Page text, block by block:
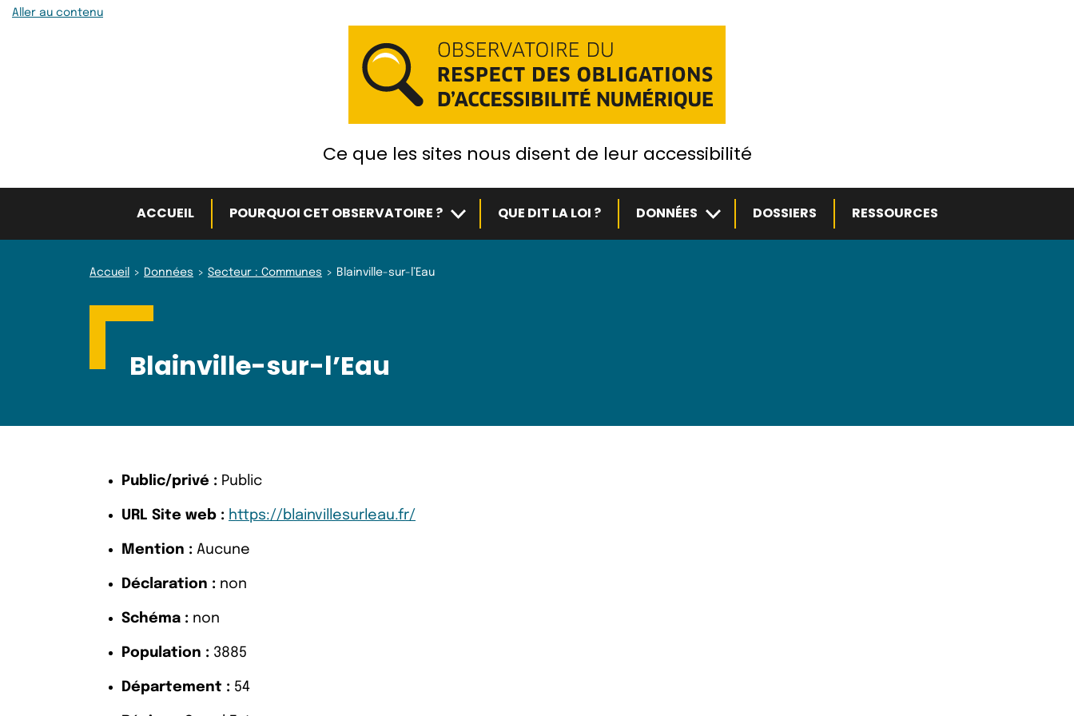
Aller au contenu
Ce que les sites nous disent de leur accessibilité
ACCUEIL POURQUOI CET OBSERVATOIRE ? Sous-menuQUE DIT LA LOI ? DONNÉES Sous-menuDOSSIERS RESSOURCES
Accueil Données Secteur : Communes Blainville-sur-l’Eau
Blainville-sur-l’Eau
Public/privé : Public
URL Site web : https://blainvillesurleau.fr/
Mention : Aucune
Déclaration : non
Schéma : non
Population : 3885
Département : 54